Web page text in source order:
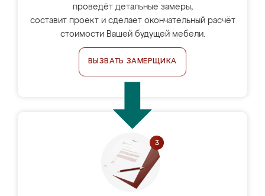
проведёт детальные замеры,
составит проект и сделает окончательный расчёт
стоимости Вашей будущей мебели.
ВЫЗВАТЬ ЗАМЕРЩИКА